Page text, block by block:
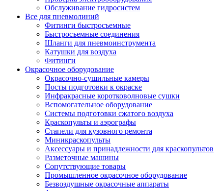
Обслуживание гидросистем
Все для пневмолиний
Фитинги быстросъемные
Быстросъемные соединения
Шланги для пневмоинструмента
Катушки для воздуха
Фитинги
Окрасочное оборудование
Окрасочно-сушильные камеры
Посты подготовки к окраске
Инфракрасные коротковолновые сушки
Вспомогательное оборудование
Системы подготовки сжатого воздуха
Краскопульты и аэрографы
Стапели для кузовного ремонта
Миникраскопульты
Аксессуары и принадлежности для краскопультов
Разметочные машины
Сопутствующие товары
Промышленное окрасочное оборудование
Безвоздушные окрасочные аппараты